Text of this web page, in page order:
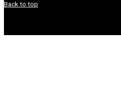
Back to top